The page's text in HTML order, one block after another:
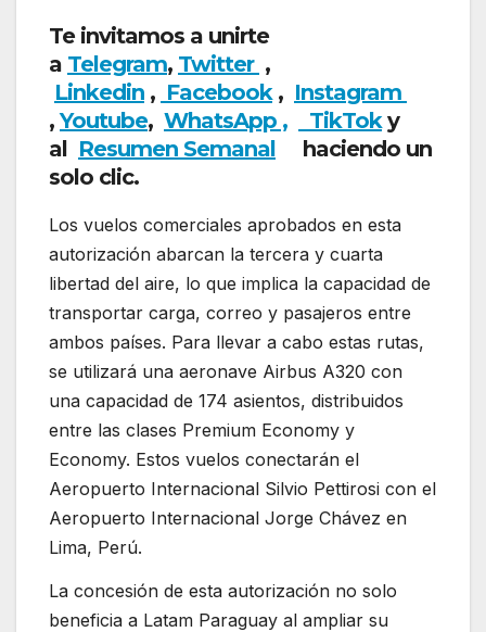
Te invitamos a unirte
a Telegram, Twitter ,
Linkedin , Facebook, Instagram
,Youtube, WhatsApp , TikToky
al Resumen Semanal haciendo un
solo clic.
Los vuelos comerciales aprobados en esta
autorización abarcan la tercera y cuarta
libertad del aire, lo que implica la capacidad de
transportar carga, correo y pasajeros entre
ambos países. Para llevar a cabo estas rutas,
se utilizará una aeronave Airbus A320 con
una capacidad de 174 asientos, distribuidos
entre las clases Premium Economy y
Economy. Estos vuelos conectarán el
Aeropuerto Internacional Silvio Pettirosi con el
Aeropuerto Internacional Jorge Chávez en
Lima, Perú.
La concesión de esta autorización no solo
beneficia a Latam Paraguay al ampliar su